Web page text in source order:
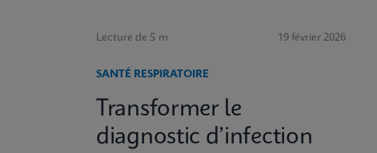
Lecture de 5 m 19 février 2026
SANTÉ RESPIRATOIRE
Transformer le
diagnostic d’infection